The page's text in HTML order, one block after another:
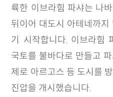
륙한 이브라힘 파샤는 나
뒤이어 대도시 아테네까
기 시작합니다. 이브라힘
국토를 불바다로 만들고
제로 아르고스 등 도시를
진압을 개시했습니다.